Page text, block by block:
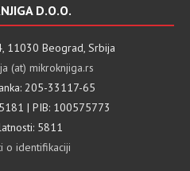
D.O.O.
11030 Beograd, Srbija
(at) mikroknjiga.rs
205-33117-65
| PIB: 100575773
5811
o identifikaciji